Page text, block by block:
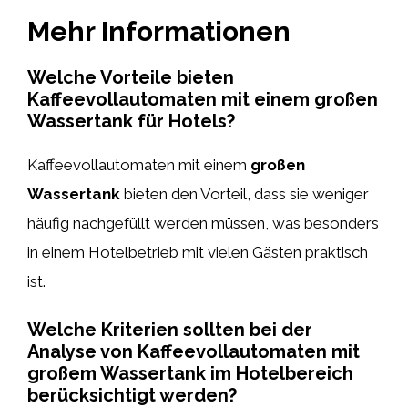
Mehr Informationen
Welche Vorteile bieten
Kaffeevollautomaten mit einem großen
Wassertank für Hotels?
Kaffeevollautomaten mit einem großen
Wassertank bieten den Vorteil, dass sie weniger
häufig nachgefüllt werden müssen, was besonders
in einem Hotelbetrieb mit vielen Gästen praktisch
ist.
Welche Kriterien sollten bei der
Analyse von Kaffeevollautomaten mit
großem Wassertank im Hotelbereich
berücksichtigt werden?